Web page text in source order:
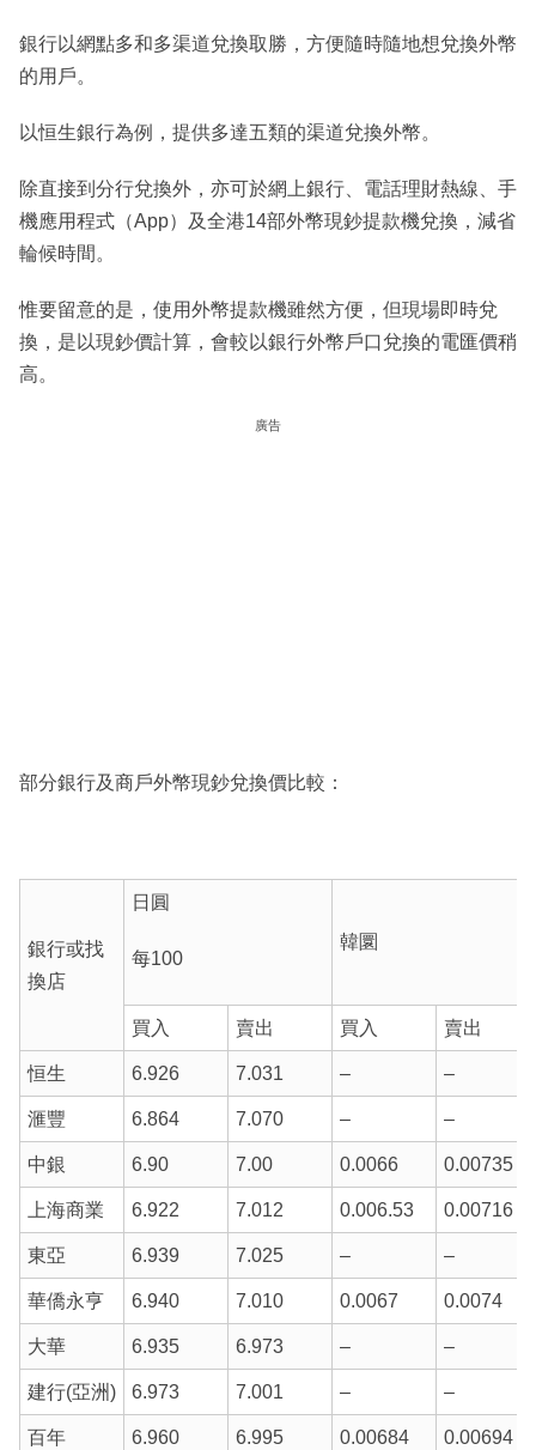
銀行以網點多和多渠道兌換取勝，方便隨時隨地想兌換外幣
的用戶。
以恒生銀行為例，提供多達五類的渠道兌換外幣。
除直接到分行兌換外，亦可於網上銀行、電話理財熱線、手
機應用程式（App）及全港14部外幣現鈔提款機兌換，減省
輪候時間。
惟要留意的是，使用外幣提款機雖然方便，但現場即時兌
換，是以現鈔價計算，會較以銀行外幣戶口兌換的電匯價稍
高。
廣告
部分銀行及商戶外幣現鈔兌換價比較：
銀行或找
換店
日圓
每100
韓圜
買入 賣出 買入 賣出
恒生 6.926 7.031 – –
滙豐 6.864 7.070 – –
中銀 6.90 7.00 0.0066 0.00735
上海商業 6.922 7.012 0.006.53 0.00716
東亞 6.939 7.025 – –
華僑永亨 6.940 7.010 0.0067 0.0074
大華 6.935 6.973 – –
建行(亞洲) 6.973 7.001 – –
百年 6.960 6.995 0.00684 0.00694